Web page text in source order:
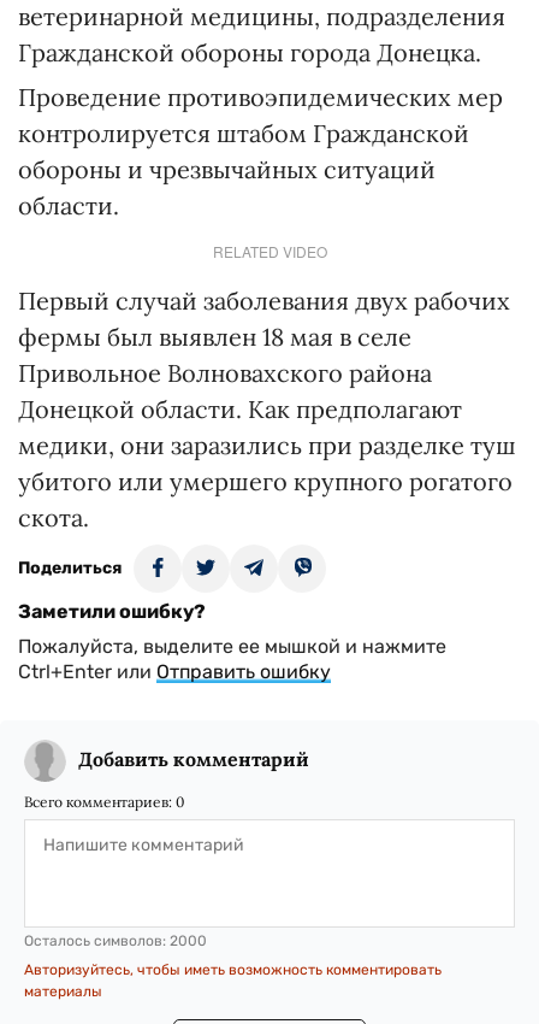
ветеринарной медицины, подразделения
Гражданской обороны города Донецка.
Проведение противоэпидемических мер
контролируется штабом Гражданской
обороны и чрезвычайных ситуаций
области.
RELATED VIDEO
Первый случай заболевания двух рабочих
фермы был выявлен 18 мая в селе
Привольное Волновахского района
Донецкой области. Как предполагают
медики, они заразились при разделке туш
убитого или умершего крупного рогатого
скота.
Поделиться
Заметили ошибку?
Пожалуйста, выделите ее мышкой и нажмите
Ctrl+Enter или Отправить ошибку
Добавить комментарий
Всего комментариев: 0
Осталось символов: 2000
Авторизуйтесь, чтобы иметь возможность комментировать
материалы